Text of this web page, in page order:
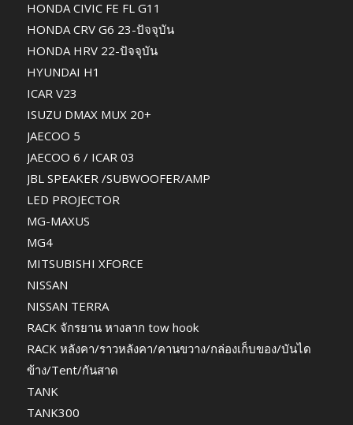
HONDA CIVIC FE FL G11
HONDA CRV G6 23-ปัจจุบัน
HONDA HRV 22-ปัจจุบัน
HYUNDAI H1
ICAR V23
ISUZU DMAX MUX 20+
JAECOO 5
JAECOO 6 / ICAR 03
JBL SPEAKER /SUBWOOFER/AMP
LED PROJECTOR
MG-MAXUS
MG4
MITSUBISHI XFORCE
NISSAN
NISSAN TERRA
RACK จักรยาน หางลาก tow hook
RACK หลังคา/ราวหลังคา/คานขวาง/กล่องเก็บของ/บันได
ข้าง/Tent/กันสาด
TANK
TANK300